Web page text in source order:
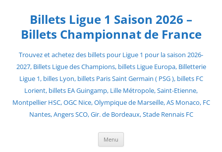
contentBillets Ligue 1 Saison 2026 –
Billets Championnat de France
Trouvez et achetez des billets pour Ligue 1 pour la saison 2026-
2027, Billets Ligue des Champions, billets Ligue Europa, Billetterie
Ligue 1, billes Lyon, billets Paris Saint Germain ( PSG ), billets FC
Lorient, billets EA Guingamp, Lille Métropole, Saint-Etienne,
Montpellier HSC, OGC Nice, Olympique de Marseille, AS Monaco, FC
Nantes, Angers SCO, Gir. de Bordeaux, Stade Rennais FC
Menu